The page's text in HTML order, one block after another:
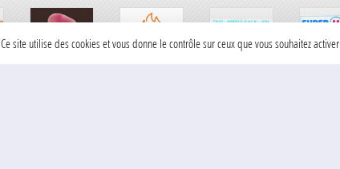
Ce site utilise des cookies et vous donne le contrôle sur ceux que vous souhaitez activer